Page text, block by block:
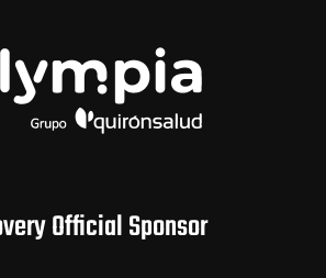
Official Sponsor